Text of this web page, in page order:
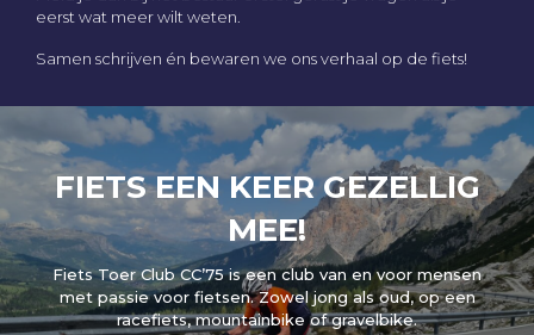
eerst wat meer wilt weten.
Samen schrijven én bewaren we ons verhaal op de fiets!
FIETS EEN KEER GEZELLIG
MEE!
Fiets Toer Club CC’75 is een club van en voor mensen
met passie voor fietsen. Zowel jong als oud, op een
racefiets, mountainbike of gravelbike.